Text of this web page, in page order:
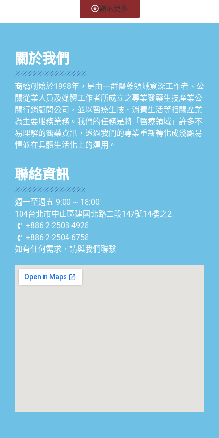
顯示更多
關於我們
商橋創始於1998年，是由一群醫藥領域資深工作者、公
關從業人員及媒體工作者所成立之專業醫藥生技產業公
關行銷顧問公司，並以醫療生技、消費生活等相關產業
為主要服務業務。我們的任務是將「醫療領域」許多不
易理解的醫藥資訊，透過我們的專業重新轉化成淺顯易
懂並在具體生活化上的運用。
聯絡資訊
週一至週五 9:00 ~ 18:00
104台北市中山區建國北路二段147號14樓之2
+886-2-2508-4928
+886-2-2504-6758
如有任何需求，請與我們聯繫